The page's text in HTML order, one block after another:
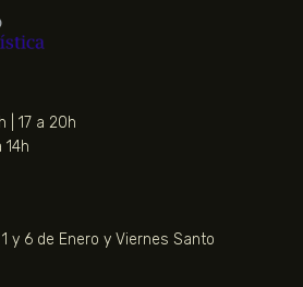
| 17 a 20h
14h
y 6 de Enero y Viernes Santo